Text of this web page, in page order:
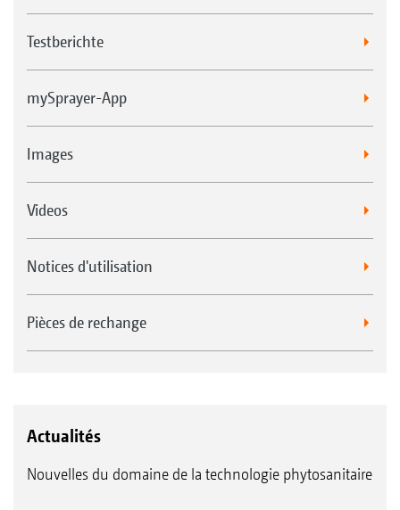
Testberichte
mySprayer-App
Images
Videos
Notices d'utilisation
Pièces de rechange
Actualités
Nouvelles du domaine de la technologie phytosanitaire